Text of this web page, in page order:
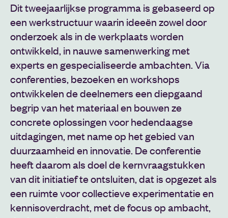
Dit tweejaarlijkse programma is gebaseerd op
een werkstructuur waarin ideeën zowel door
onderzoek als in de werkplaats worden
ontwikkeld, in nauwe samenwerking met
experts en gespecialiseerde ambachten. Via
conferenties, bezoeken en workshops
ontwikkelen de deelnemers een diepgaand
begrip van het materiaal en bouwen ze
concrete oplossingen voor hedendaagse
uitdagingen, met name op het gebied van
duurzaamheid en innovatie. De conferentie
heeft daarom als doel de kernvraagstukken
van dit initiatief te ontsluiten, dat is opgezet als
een ruimte voor collectieve experimentatie en
kennisoverdracht, met de focus op ambacht,